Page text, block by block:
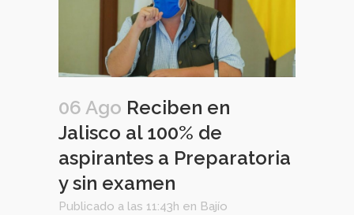
06 Ago Reciben en
Jalisco al 100% de
aspirantes a Preparatoria
y sin examen
Publicado a las 11:43h en Bajío